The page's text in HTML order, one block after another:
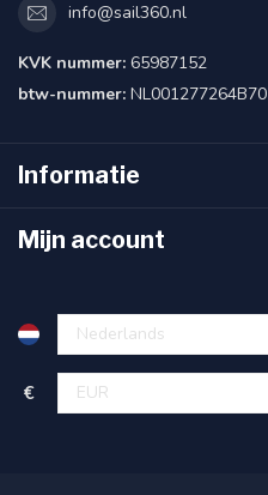
info@sail360.nl
KVK nummer: 65987152
btw-nummer: NL001277264B70
Informatie
Mijn account
€